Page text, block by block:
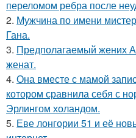
переломом ребра после
2. Мужчина по имени
Гана.
3. Предполагаемый жених
женат.
4. Она вместе с мамой
котором сравнила себя с
Эрлингом холандом.
5. Еве лонгории 51 и её